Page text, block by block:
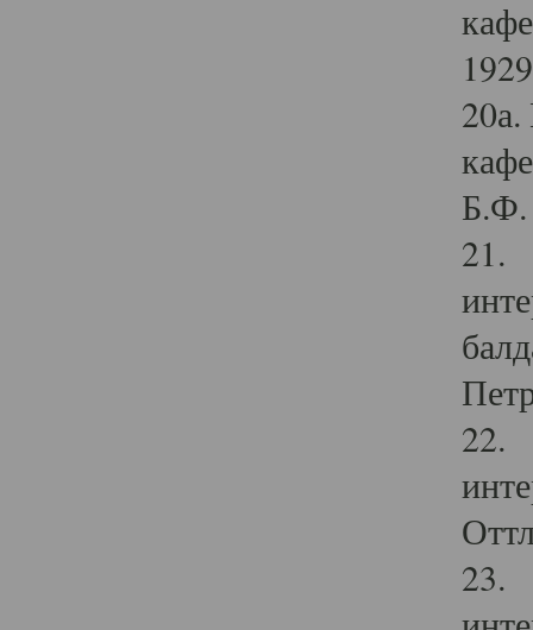
Б.Ф.
21.
22.
23.